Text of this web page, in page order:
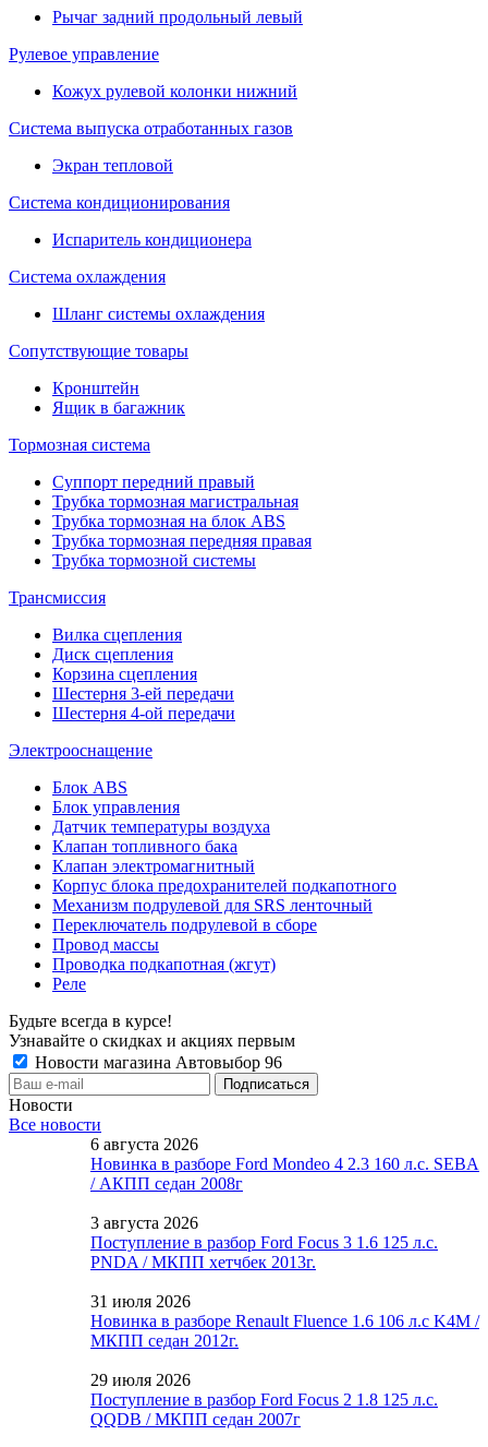
Рычаг задний продольный левый
Рулевое управление
Кожух рулевой колонки нижний
Система выпуска отработанных газов
Экран тепловой
Система кондиционирования
Испаритель кондиционера
Система охлаждения
Шланг системы охлаждения
Сопутствующие товары
Кронштейн
Ящик в багажник
Тормозная система
Суппорт передний правый
Трубка тормозная магистральная
Трубка тормозная на блок ABS
Трубка тормозная передняя правая
Трубка тормозной системы
Трансмиссия
Вилка сцепления
Диск сцепления
Корзина сцепления
Шестерня 3-ей передачи
Шестерня 4-ой передачи
Электрооснащение
Блок ABS
Блок управления
Датчик температуры воздуха
Клапан топливного бака
Клапан электромагнитный
Корпус блока предохранителей подкапотного
Механизм подрулевой для SRS ленточный
Переключатель подрулевой в сборе
Провод массы
Проводка подкапотная (жгут)
Реле
Будьте всегда в курсе!
Узнавайте о скидках и акциях первым
Новости магазина Автовыбор 96
Новости
Все новости
6 августа 2026
Новинка в разборе Ford Mondeo 4 2.3 160 л.с. SEBA
/ АКПП седан 2008г
3 августа 2026
Поступление в разбор Ford Focus 3 1.6 125 л.с.
PNDA / МКПП хетчбек 2013г.
31 июля 2026
Новинка в разборе Renault Fluence 1.6 106 л.с K4M /
МКПП седан 2012г.
29 июля 2026
Поступление в разбор Ford Focus 2 1.8 125 л.с.
QQDB / МКПП седан 2007г